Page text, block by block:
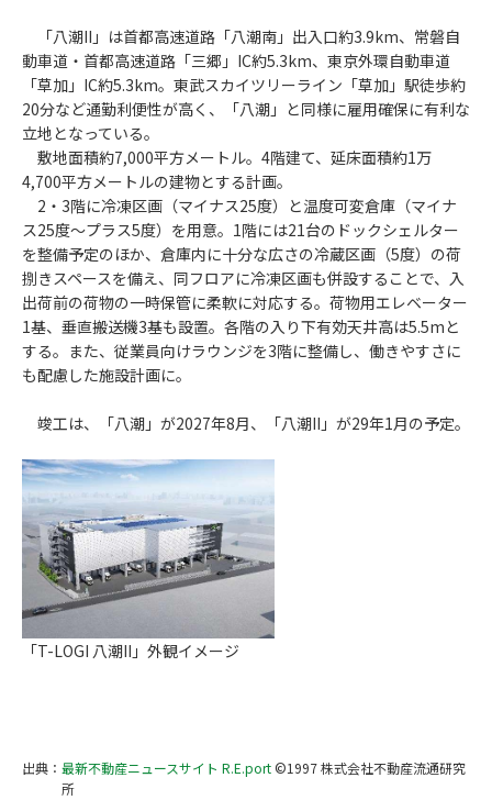
「八潮II」は首都高速道路「八潮南」出入口約3.9km、常磐自
動車道・首都高速道路「三郷」IC約5.3km、東京外環自動車道
「草加」IC約5.3km。東武スカイツリーライン「草加」駅徒歩約
20分など通勤利便性が高く、「八潮」と同様に雇用確保に有利な
立地となっている。
敷地面積約7,000平方メートル。4階建て、延床面積約1万
4,700平方メートルの建物とする計画。
2・3階に冷凍区画（マイナス25度）と温度可変倉庫（マイナ
ス25度〜プラス5度）を用意。1階には21台のドックシェルター
を整備予定のほか、倉庫内に十分な広さの冷蔵区画（5度）の荷
捌きスペースを備え、同フロアに冷凍区画も併設することで、入
出荷前の荷物の一時保管に柔軟に対応する。荷物用エレベーター
1基、垂直搬送機3基も設置。各階の入り下有効天井高は5.5mと
する。また、従業員向けラウンジを3階に整備し、働きやすさに
も配慮した施設計画に。
竣工は、「八潮」が2027年8月、「八潮II」が29年1月の予定。
「T-LOGI 八潮II」外観イメージ
出典： 最新不動産ニュースサイト R.E.port ©1997 株式会社不動産流通研究
所